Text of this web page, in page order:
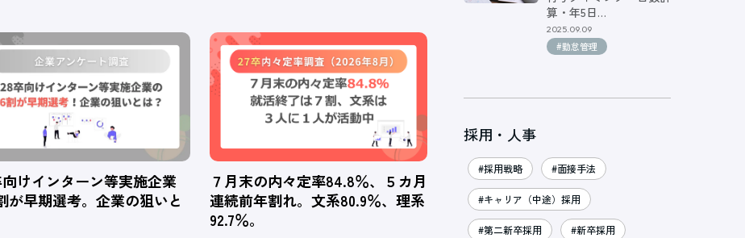
けインターン等実施企業
が早期選考。企業の狙いと
７月末の内々定率84.8％、５カ月
連続前年割れ。文系80.9％、理系
92.7％。
算・年5日…
2025.09.09
#勤怠管理
採用・人事
#採用戦略 #面接手法
#キャリア（中途）採用
#第二新卒採用 #新卒採用